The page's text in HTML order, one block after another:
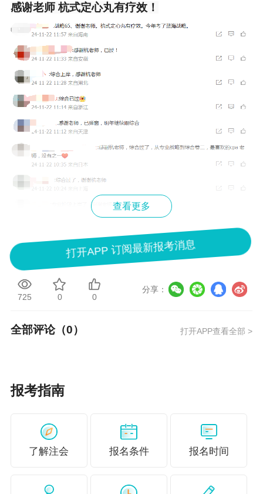
感谢老师 杭式定心丸有疗效！
成功上岸喜提小弹窗！
报分有奖活动：
瓜分20万现金，报分前5日赢10
查看更多
打开APP 订阅最新报考消息
725 0 0
分享：
全部评论（0） 打开APP查看全部 >
报考指南
了解注会 报名条件 报名时间